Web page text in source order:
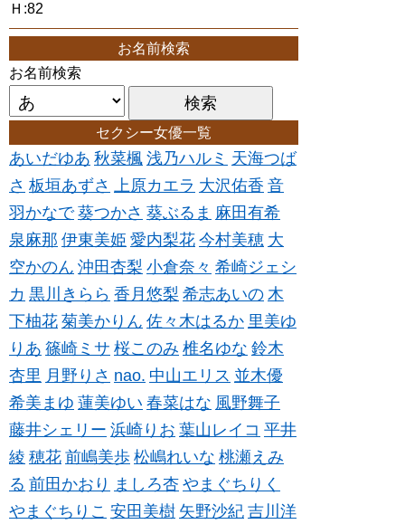
Ｈ:82
お名前検索
お名前検索
セクシー女優一覧
あいだゆあ 秋菜楓 浅乃ハルミ 天海つば
さ 板垣あずさ 上原カエラ 大沢佑香 音
羽かなで 葵つかさ 葵ぶるま 麻田有希
泉麻那 伊東美姫 愛内梨花 今村美穂 大
空かのん 沖田杏梨 小倉奈々 希崎ジェシ
カ 黒川きらら 香月悠梨 希志あいの 木
下柚花 菊美かりん 佐々木はるか 里美ゆ
りあ 篠崎ミサ 桜このみ 椎名ゆな 鈴木
杏里 月野りさ nao. 中山エリス 並木優
希美まゆ 蓮美ゆい 春菜はな 風野舞子
藤井シェリー 浜崎りお 葉山レイコ 平井
綾 穂花 前嶋美歩 松嶋れいな 桃瀬えみ
る 前田かおり ましろ杏 やまぐちりく
やまぐちりこ 安田美樹 矢野沙紀 吉川洋